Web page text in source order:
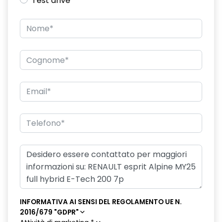
child mirror
chiusura centralizzata
climatizzatore automatico bi-zona
commutazione automatica abbaglianti/ anabbaglianti
console centrale con bracciolo portaoggetti scorrevole
cruise control adattivo con funzione Stop & Go
design interno specifico Esprit Alpine
disattivazione ADAS
disattivazione manuale airbag passeggero
INFORMATIVA AI SENSI DEL REGOLAMENTO UE N.
2016/679 "GDPR"